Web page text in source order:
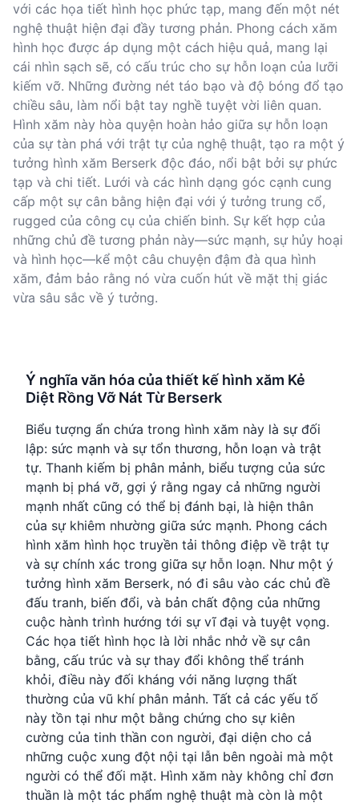
với các họa tiết hình học phức tạp, mang đến một nét
nghệ thuật hiện đại đầy tương phản. Phong cách xăm
hình học được áp dụng một cách hiệu quả, mang lại
cái nhìn sạch sẽ, có cấu trúc cho sự hỗn loạn của lưỡi
kiếm vỡ. Những đường nét táo bạo và độ bóng đổ tạo
chiều sâu, làm nổi bật tay nghề tuyệt vời liên quan.
Hình xăm này hòa quyện hoàn hảo giữa sự hỗn loạn
của sự tàn phá với trật tự của nghệ thuật, tạo ra một ý
tưởng hình xăm Berserk độc đáo, nổi bật bởi sự phức
tạp và chi tiết. Lưới và các hình dạng góc cạnh cung
cấp một sự cân bằng hiện đại với ý tưởng trung cổ,
rugged của công cụ của chiến binh. Sự kết hợp của
những chủ đề tương phản này—sức mạnh, sự hủy hoại
và hình học—kể một câu chuyện đậm đà qua hình
xăm, đảm bảo rằng nó vừa cuốn hút về mặt thị giác
vừa sâu sắc về ý tưởng.
Ý nghĩa văn hóa của thiết kế hình xăm Kẻ
Diệt Rồng Vỡ Nát Từ Berserk
Biểu tượng ẩn chứa trong hình xăm này là sự đối
lập: sức mạnh và sự tổn thương, hỗn loạn và trật
tự. Thanh kiếm bị phân mảnh, biểu tượng của sức
mạnh bị phá vỡ, gợi ý rằng ngay cả những người
mạnh nhất cũng có thể bị đánh bại, là hiện thân
của sự khiêm nhường giữa sức mạnh. Phong cách
hình xăm hình học truyền tải thông điệp về trật tự
và sự chính xác trong giữa sự hỗn loạn. Như một ý
tưởng hình xăm Berserk, nó đi sâu vào các chủ đề
đấu tranh, biến đổi, và bản chất động của những
cuộc hành trình hướng tới sự vĩ đại và tuyệt vọng.
Các họa tiết hình học là lời nhắc nhở về sự cân
bằng, cấu trúc và sự thay đổi không thể tránh
khỏi, điều này đối kháng với năng lượng thất
thường của vũ khí phân mảnh. Tất cả các yếu tố
này tồn tại như một bằng chứng cho sự kiên
cường của tinh thần con người, đại diện cho cả
những cuộc xung đột nội tại lẫn bên ngoài mà một
người có thể đối mặt. Hình xăm này không chỉ đơn
thuần là một tác phẩm nghệ thuật mà còn là một